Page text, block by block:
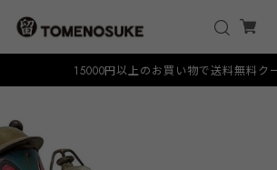
15000円以上のお買い物で送料無料ク